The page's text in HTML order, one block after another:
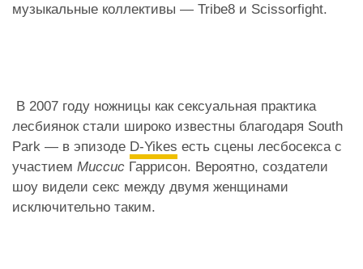
музыкальные коллективы — Tribe8 и Scissorfight.
‍ В 2007 году ножницы как сексуальная практика
лесбиянок стали широко известны благодаря South
Park — в эпизоде D-Yikes есть сцены лесбосекса с
участием Миссис Гаррисон. Вероятно, создатели
шоу видели секс между двумя женщинами
исключительно таким.